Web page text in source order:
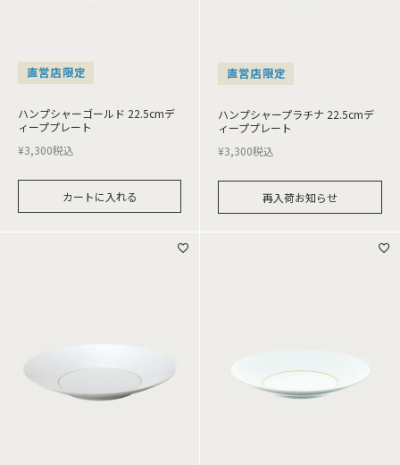
直営店限定
ハンプシャーゴールド 22.5cmデ
ィーププレート
¥3,300税込
カートに入れる
直営店限定
ハンプシャープラチナ 22.5cmデ
ィーププレート
¥3,300税込
再入荷お知らせ